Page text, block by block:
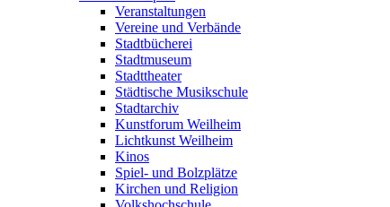
Veranstaltungen
Vereine und Verbände
Stadtbücherei
Stadtmuseum
Stadttheater
Städtische Musikschule
Stadtarchiv
Kunstforum Weilheim
Lichtkunst Weilheim
Kinos
Spiel- und Bolzplätze
Kirchen und Religion